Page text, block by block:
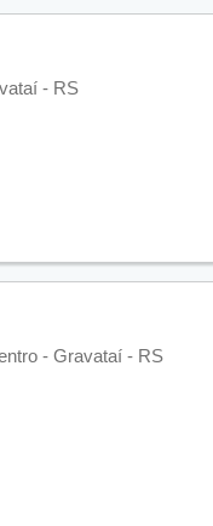
- RS
- Gravataí - RS